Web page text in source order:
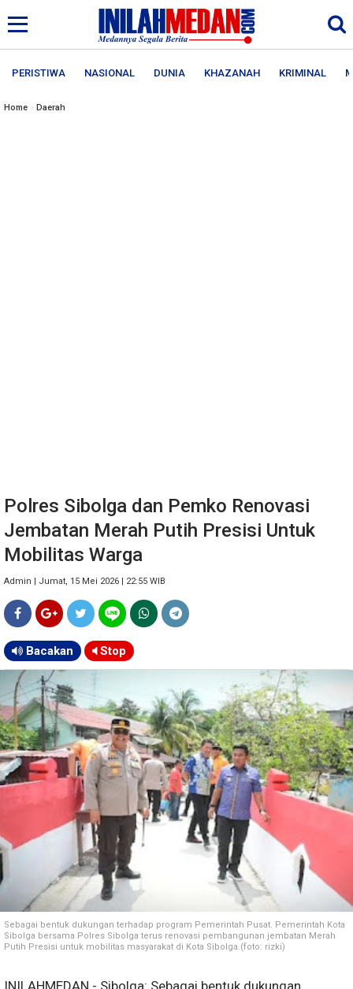
PERISTIWA NASIONAL DUNIA KHAZANAH KRIMINAL
Home » Daerah
Polres Sibolga dan Pemko Renovasi
Jembatan Merah Putih Presisi Untuk
Mobilitas Warga
Admin | Jumat, 15 Mei 2026 | 22:55 WIB
Bacakan Stop
Sebagai bentuk dukungan terhadap program Pemerintah Pusat. Pemerintah Kota
Sibolga bersama Polres Sibolga terus renovasi pembangunan jembatan Merah
Putih Presisi untuk mobilitas masyarakat di Kota Sibolga.(foto: rizki)
INILAHMEDAN - Sibolga: Sebagai bentuk dukungan